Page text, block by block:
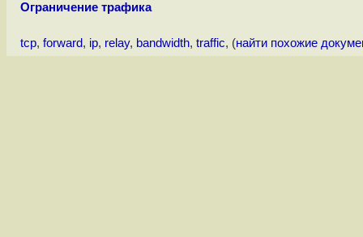
Ограничение трафика
tcp, forward, ip, relay, bandwidth, traffic, (найти похожие